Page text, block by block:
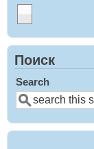
Поиск
Search